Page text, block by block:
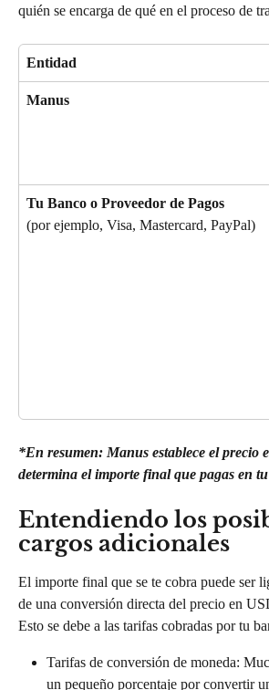
quién se encarga de qué en el proceso de
Entidad
Manus
Tu Banco o Proveedor de Pagos
(por ejemplo, Visa, Mastercard, PayPal)
*En resumen: Manus establece el precio
determina el importe final que pagas en
Entendiendo los
cargos adicionales
El importe final que se te cobra puede ser
de una conversión directa del precio en
Esto se debe a las tarifas cobradas por tu
Tarifas de conversión de moneda:
un pequeño porcentaje por convertir